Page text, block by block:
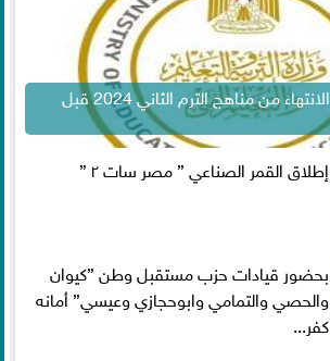
التعليم تشدد على الانتهاء من مناهج الترم الثاني 2024 قبل
إطلاق القمر الصناعي ” مصر سات ٢ ”
بحضور قيادات حزب مستقبل وطن ”كيوان
والحصي والتمامي وابوحجازي وعيسي” أمانه
كفر...